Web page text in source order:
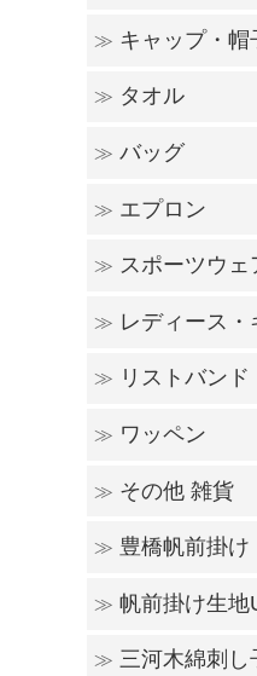
薄手ブルゾン
厚手ブルゾン
その他
≫ キャップ・帽
キャップ
ニット帽子
その他
≫ タオル
ハンドタオル
フェイスタオ
スポーツタオ
バスタオル
≫ バッグ
コットンバッ
ポリエステル
デニム・レザ
サコッシュ・
ポーチ・巾着
保冷・保温バ
≫ エプロン
胸当てエプロ
腰巻きエプロ
≫ スポーツウェ
トップス
パンツ
ジャージ
ビブス・ピス
その他
≫ レディース・
レディースウ
キッズウェア
≫ リストバンド
ショートタイ
ロングタイプ
≫ ワッペン
家紋ワッペン
ゼッケンワッ
≫ その他 雑貨
マスク
その他
≫ 豊橋帆前掛け
豊橋帆前掛け
帆前掛け生
自社ブラン
≫ 帆前掛け生地
帆前掛け生地
≫ 三河木綿刺し